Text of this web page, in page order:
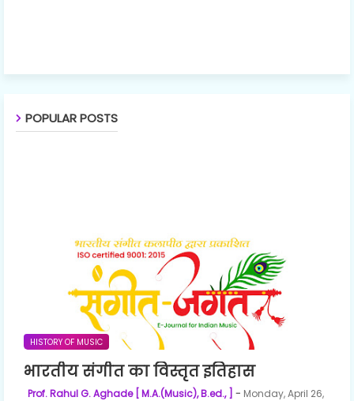
POPULAR POSTS
HISTORY OF MUSIC
भारतीय संगीत का विस्तृत इतिहास
Prof. Rahul G. Aghade [ M.A.(Music), B.ed., ]
Monday, April 26,